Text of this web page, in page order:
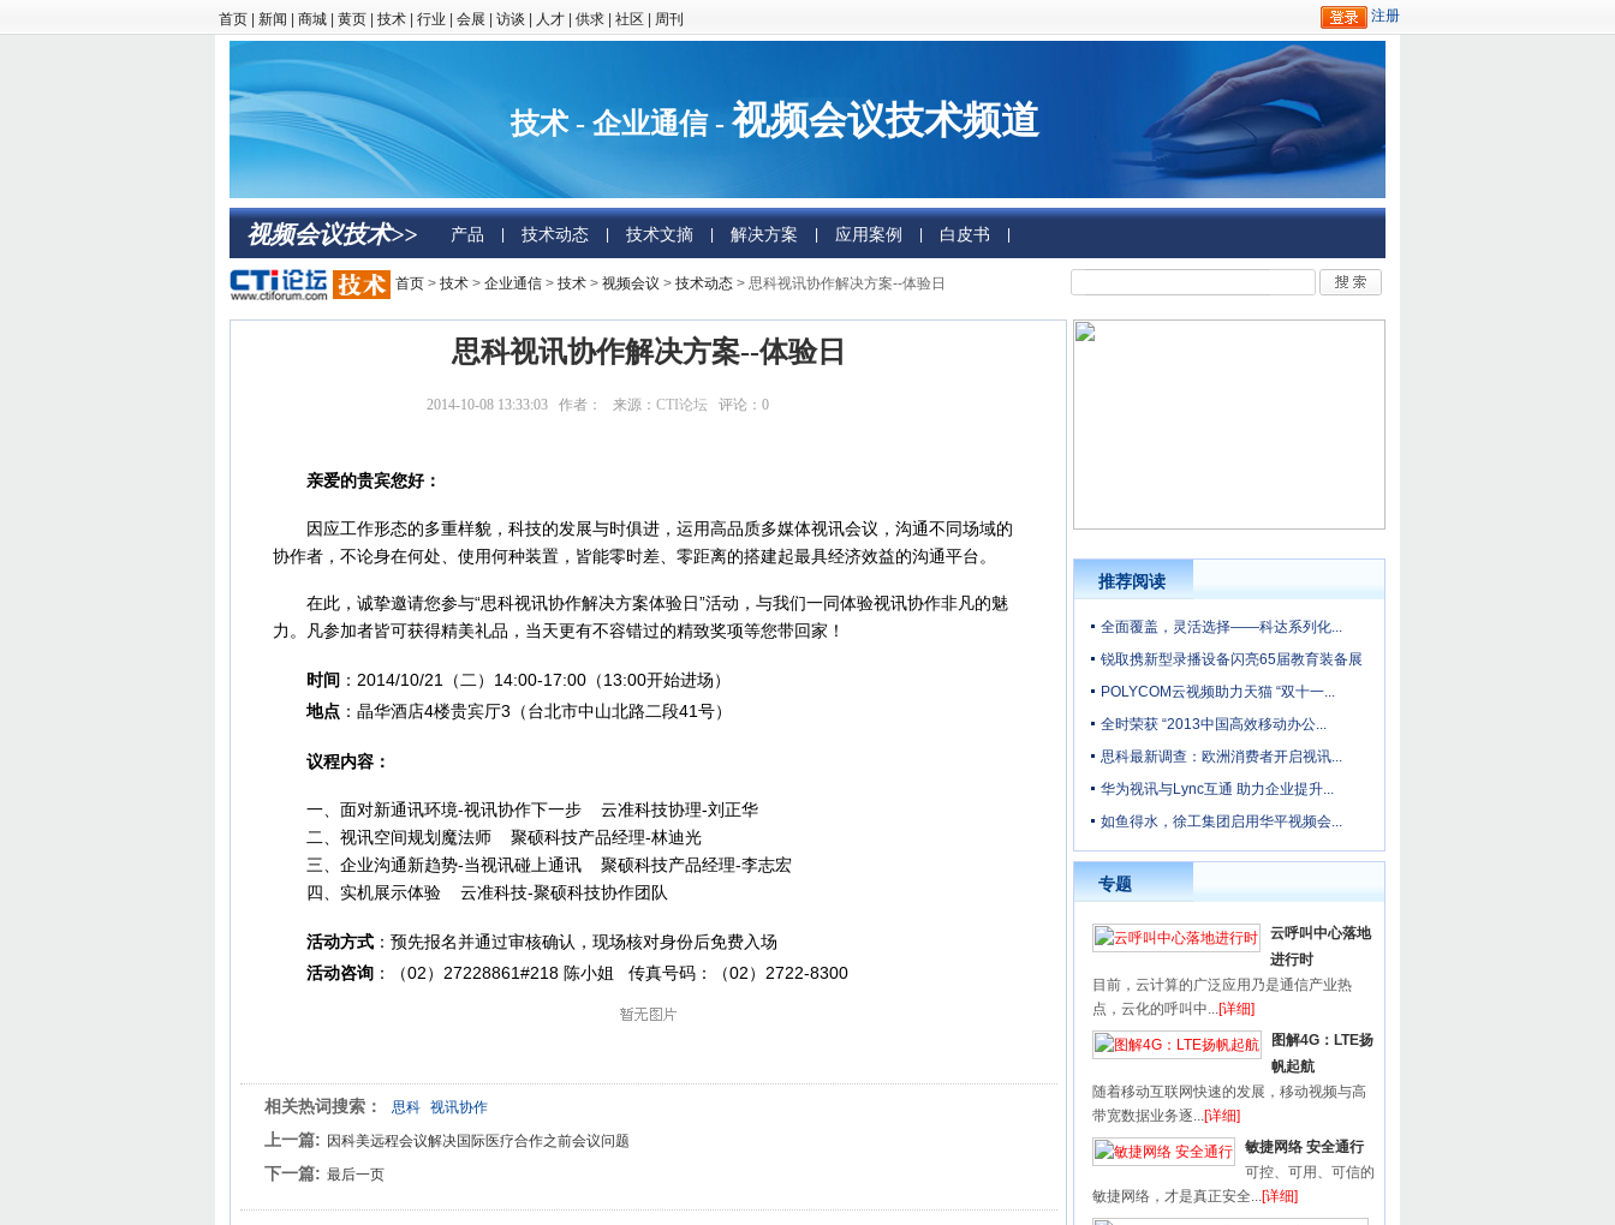
首页 新闻 商城 黄页 技术 行业 会展 访谈 人才 供求 社区 周刊
技术 - 企业通信 - 视频会议技术频道
视频会议技术>> 产品 技术动态 技术文摘 解决方案 应用案例 白皮书
首页 > 技术 > 企业通信 > 技术 > 视频会议 > 技术动态 > 思科视讯协作解决方案--体验日
思科视讯协作解决方案--体验日
2014-10-08 13:33:03 作者： 来源： CTI论坛 评论： 0
亲爱的贵宾您好：
因应工作形态的多重样貌，科技的发展与时俱进，运用高品质多媒体视讯会议，沟通不同场域的
协作者，不论身在何处、使用何种装置，皆能零时差、零距离的搭建起最具经济效益的沟通平台。
在此，诚挚邀请您参与“思科视讯协作解决方案体验日”活动，与我们一同体验视讯协作非凡的魅
力。凡参加者皆可获得精美礼品，当天更有不容错过的精致奖项等您带回家！
时间 ：2014/10/21（二）14:00-17:00（13:00开始进场）
地点 ：晶华酒店4楼贵宾厅3（台北市中山北路二段41号）
议程内容：
一、面对新通讯环境-视讯协作下一步 云准科技协理-刘正华
二、视讯空间规划魔法师 聚硕科技产品经理-林迪光
三、企业沟通新趋势-当视讯碰上通讯 聚硕科技产品经理-李志宏
四、实机展示体验 云准科技-聚硕科技协作团队
活动方式 ：预先报名并通过审核确认，现场核对身份后免费入场
活动咨询 ：（02）27228861#218 陈小姐 传真号码：（02）2722-8300
相关热词搜索： 思科 视讯协作
上一篇: 因科美远程会议解决国际医疗合作之前会议问题
下一篇: 最后一页
推荐阅读
全面覆盖，灵活选择——科达系列化...
锐取携新型录播设备闪亮65届教育装备展
POLYCOM云视频助力天猫 “双十一...
全时荣获 “2013中国高效移动办公...
思科最新调查：欧洲消费者开启视讯...
华为视讯与Lync互通 助力企业提升...
如鱼得水，徐工集团启用华平视频会...
专题
云呼叫中心落地
进行时
目前，云计算的广泛应用乃是通信产业热
点，云化的呼叫中...[详细]
图解4G：LTE扬
帆起航
随着移动互联网快速的发展，移动视频与高
带宽数据业务逐...[详细]
敏捷网络 安全通行
可控、可用、可信的
敏捷网络，才是真正安全...[详细]